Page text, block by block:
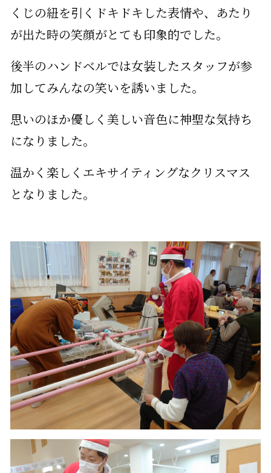
くじの紐を引くドキドキした表情や、あたり
が出た時の笑顔がとても印象的でした。
後半のハンドベルでは女装したスタッフが参
加してみんなの笑いを誘いました。
思いのほか優しく美しい音色に神聖な気持ち
になりました。
温かく楽しくエキサイティングなクリスマス
となりました。